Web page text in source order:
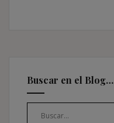
Buscar en el Blog…